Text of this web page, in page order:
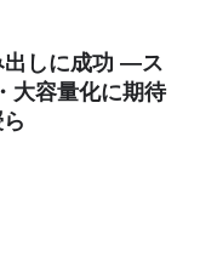
出しに成功 ―ス
大容量化に期待